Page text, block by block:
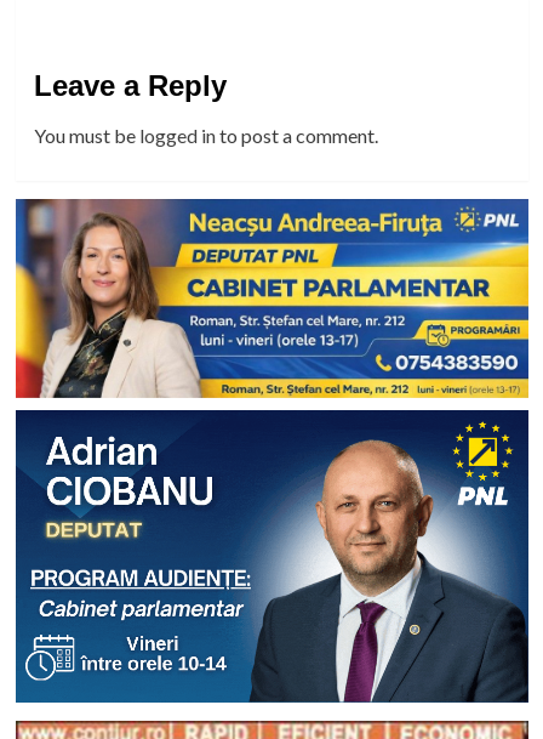
Leave a Reply
You must be logged into post a comment.